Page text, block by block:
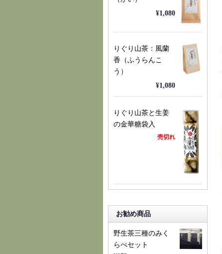
¥1,080
りぐり山茶：風蘭
香（ふうらんこ
う）
¥1,080
りぐり山茶と生姜
の金華糖袋入
売切れ
お勧め商品
野生茶三種のみく
らべセット